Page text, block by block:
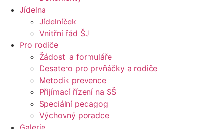
Jídelna
Jídelníček
Vnitřní řád ŠJ
Pro rodiče
Žádosti a formuláře
Desatero pro prvňáčky a rodiče
Metodik prevence
Přijímací řízení na SŠ
Speciální pedagog
Výchovný poradce
Galerie